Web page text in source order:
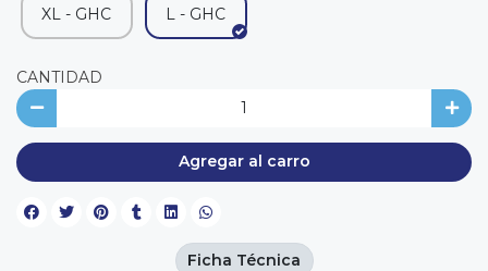
XL - GHC L - GHC
CANTIDAD
Agregar al carro
Ficha Técnica